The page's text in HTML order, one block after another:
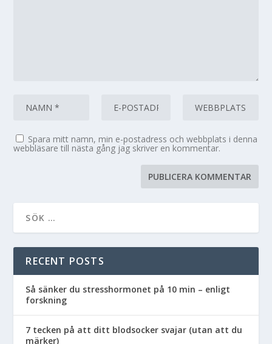
Spara mitt namn, min e-postadress och webbplats i denna
webbläsare till nästa gång jag skriver en kommentar.
RECENT POSTS
Så sänker du stresshormonet på 10 min – enligt
forskning
7 tecken på att ditt blodsocker svajar (utan att du
märker)